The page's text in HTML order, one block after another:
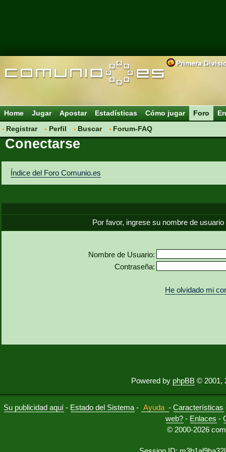
Primera
Home Jugar Apostar Estadísticas Cómo jugar
Foro
Registrar
Perfil Buscar Forum-FAQ
Conectarse
Índice del Foro Comunio.es
Por favor, ingrese su nombre de
Nombre de Usuario:
Contraseña:
He olvidado mi
Powered by phpBB © 2001,
Su publicidad aquí - Estado del Sistema - Ayuda -Características
web? - Enlaces -
© 2000-2026